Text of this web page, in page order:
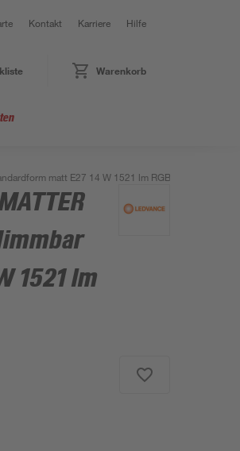
Kontakt Karriere Hilfe
Warenkorb
matt E27 14 W 1521 lm RGB - tunable white
1521 lm